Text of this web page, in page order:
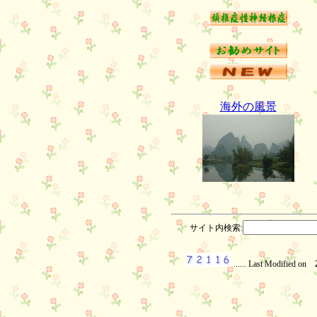
海外の風景
サイト内検索:
...... Last Modified on